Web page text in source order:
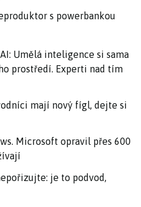
s powerbankou
Umělá inteligence si sama
prostředí. Experti nad tím
mají nový fígl, dejte si
Microsoft opravil přes 600
je to podvod,